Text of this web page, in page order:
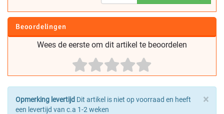
Beoordelingen
Wees de eerste om dit artikel te beoordelen
×
Opmerking levertijd Dit artikel is niet op voorraad en heeft
een levertijd van c.a 1-2 weken